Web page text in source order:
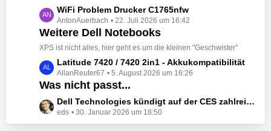
i
r
ä
g
e
z
t
e
B
i
r
ä
g
L
e
t
z
e
B
i
WiFi Problem Drucker C1765nfw
AntonAuerbach 22. Juli 2026 um 16:42
Weitere Dell Notebooks
XPS ist nicht alles, hier geht es um die kleinen "Geschwister"
L
e
t
z
t
e
Latitude 7420 / 7420 2in1 - Akkukompatibilität
AllanReuter67 5. August 2026 um 16:26
Was nicht passt...
L
e
t
Dell Technologies kündigt auf der CES zahlreiche Alienware-Neuheiten an
eds 30. Januar 2026 um 18:50